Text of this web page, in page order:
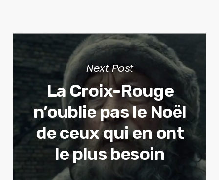
Next Post
La Croix-Rouge
n’oublie pas le Noël
de ceux qui en ont
le plus besoin